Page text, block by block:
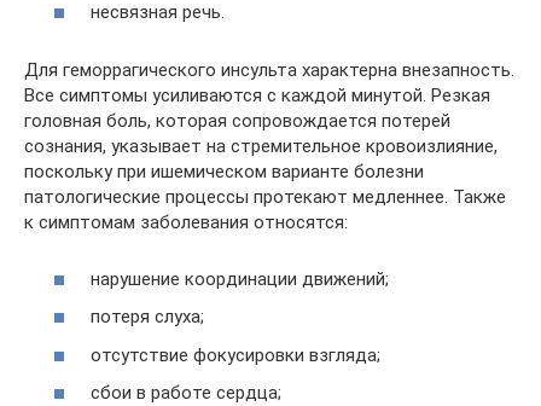
несвязная речь.
Для геморрагического инсульта характерна внезапность.
Все симптомы усиливаются с каждой минутой. Резкая
головная боль, которая сопровождается потерей
сознания, указывает на стремительное кровоизлияние,
поскольку при ишемическом варианте болезни
патологические процессы протекают медленнее. Также
к симптомам заболевания относятся:
нарушение координации движений;
потеря слуха;
отсутствие фокусировки взгляда;
сбои в работе сердца;